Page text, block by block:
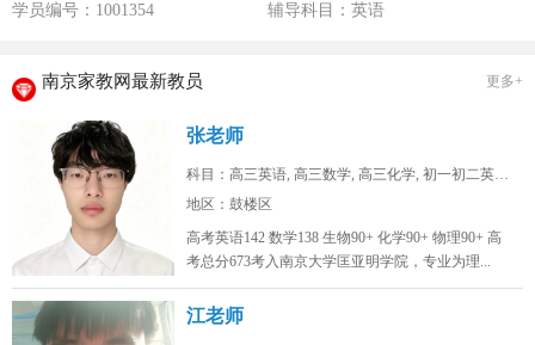
学员编号：1001354
辅导科目：英语
南京家教网最新教员 更多+
张老师
科目：高三英语, 高三数学, 高三化学, 初一初二英语...
地区：鼓楼区
高考英语142 数学138 生物90+ 化学90+ 物理90+ 高
考总分673考入南京大学匡亚明学院，专业为理...
江老师